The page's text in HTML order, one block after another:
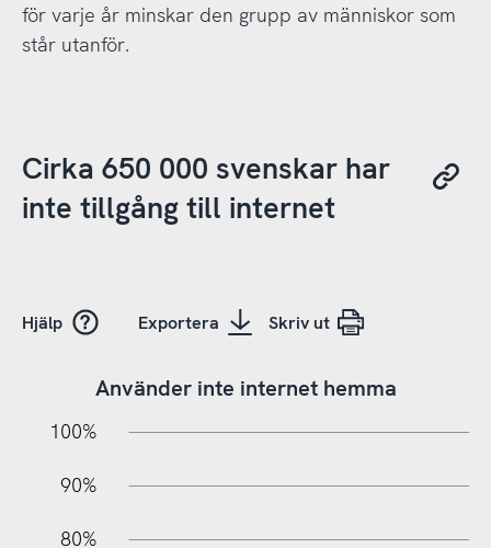
för varje år minskar den grupp av människor som
står utanför.
Cirka 650 000 svenskar har
inte tillgång till internet
Hjälp Exportera Skriv ut
Använder inte internet hemma
100%
90%
80%